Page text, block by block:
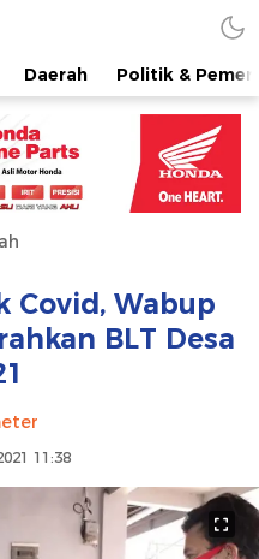
Daerah Politik &
Covid, Wabup
BLT Desa
11:38